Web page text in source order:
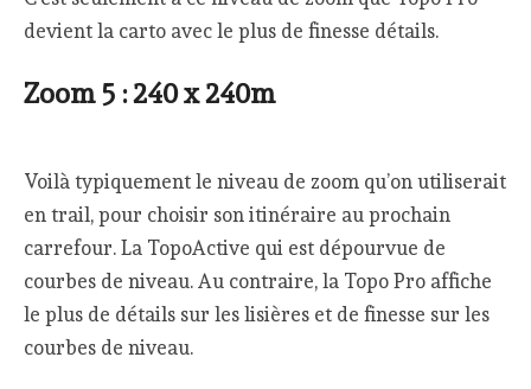
devient la carto avec le plus de finesse détails.
Zoom 5 : 240 x 240m
Voilà typiquement le niveau de zoom qu’on utiliserait
en trail, pour choisir son itinéraire au prochain
carrefour. La TopoActive qui est dépourvue de
courbes de niveau. Au contraire, la Topo Pro affiche
le plus de détails sur les lisières et de finesse sur les
courbes de niveau.